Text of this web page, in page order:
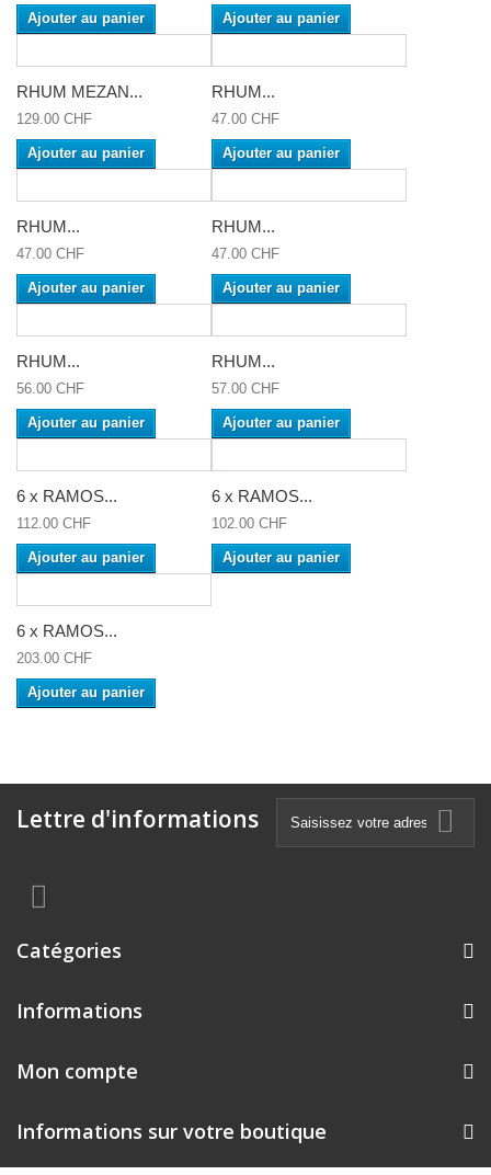
Ajouter au panier Ajouter au panier
RHUM MEZAN...
129.00 CHF
Ajouter au panier
RHUM...
47.00 CHF
Ajouter au panier
RHUM...
47.00 CHF
Ajouter au panier
RHUM...
47.00 CHF
Ajouter au panier
RHUM...
56.00 CHF
Ajouter au panier
RHUM...
57.00 CHF
Ajouter au panier
6 x RAMOS...
112.00 CHF
Ajouter au panier
6 x RAMOS...
102.00 CHF
Ajouter au panier
6 x RAMOS...
203.00 CHF
Ajouter au panier
Lettre d'informations
Catégories
Informations
Mon compte
Informations sur votre boutique